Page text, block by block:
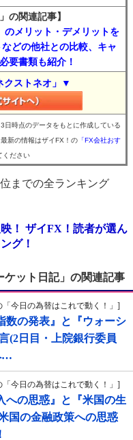
の関連記事】
のメリット・デメリットを
どの他社との比較、キャ
要書類も紹介！
クストネオ」▼
時点のデータをもとに作成している
新の情報はザイFX！の 「FX会社おす
ください
までの全ランキング
！ ザイFX！読者が選ん
グ！
ケット日記」の関連記事
今日の為替はこれで動く！」]
数の発表』と『ウォーシ
(2日目・上院銀行委員
…
今日の為替はこれで動く！」]
への思惑』と『米国の生
国の金融政策への思惑